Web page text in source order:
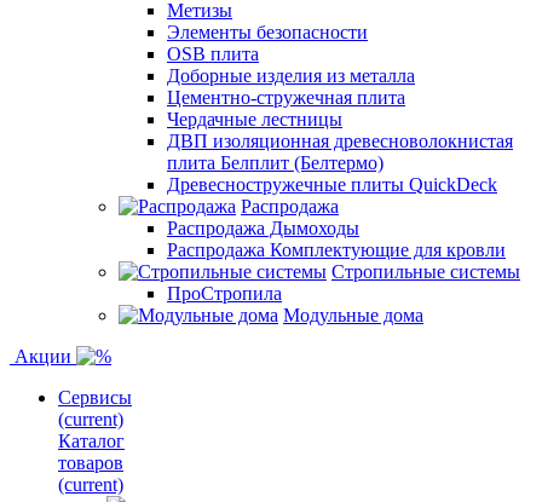
Метизы
Элементы безопасности
OSB плита
Доборные изделия из металла
Цементно-стружечная плита
Чердачные лестницы
ДВП изоляционная древесноволокнистая
плита Белплит (Белтермо)
Древесностружечные плиты QuickDeck
Распродажа
Распродажа Дымоходы
Распродажа Комплектующие для кровли
Стропильные системы
ПроСтропила
Модульные дома
Акции
Сервисы
(current)
Каталог
товаров
(current)